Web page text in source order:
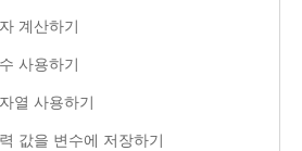
계산하기
사용하기
열 사용하기
값을 변수에 저장하기